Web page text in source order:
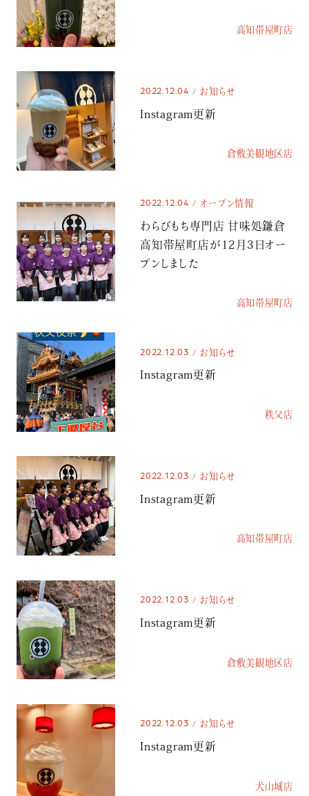
高知帯屋町店
2022.12.04 お知らせ
Instagram更新
倉敷美観地区店
2022.12.04 オープン情報
わらびもち専門店 甘味処鎌倉
高知帯屋町店が12月3日オー
プンしました
高知帯屋町店
2022.12.03 お知らせ
Instagram更新
秩父店
2022.12.03 お知らせ
Instagram更新
高知帯屋町店
2022.12.03 お知らせ
Instagram更新
倉敷美観地区店
2022.12.03 お知らせ
Instagram更新
犬山城店